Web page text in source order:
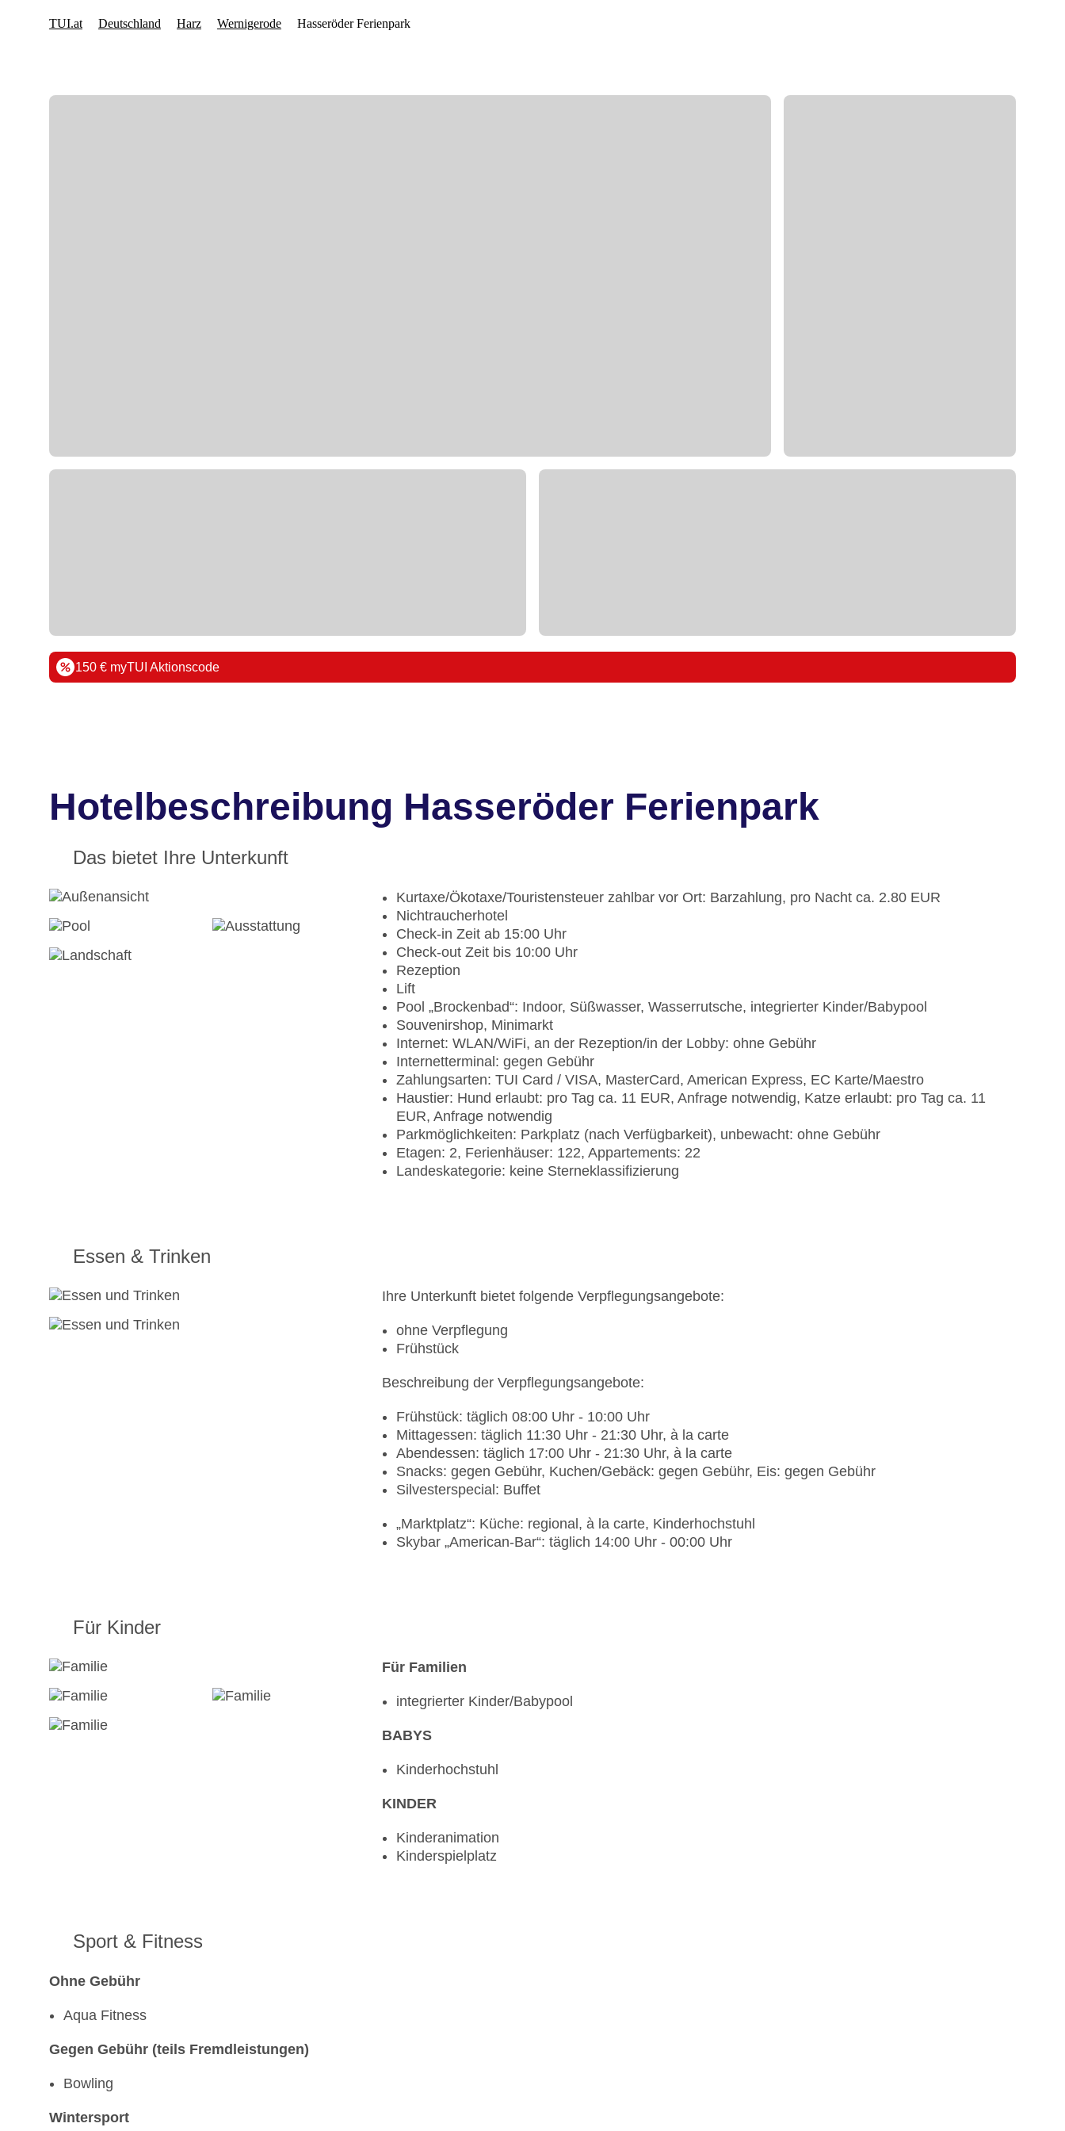
150 € myTUI Aktionscode
Hotelbeschreibung Hasseröder Ferienpark
Das bietet Ihre Unterkunft
Kurtaxe/Ökotaxe/Touristensteuer zahlbar vor Ort: Barzahlung, pro Nacht ca. 2.80 EUR
Nichtraucherhotel
Check-in Zeit ab 15:00 Uhr
Check-out Zeit bis 10:00 Uhr
Rezeption
Lift
Pool „Brockenbad“: Indoor, Süßwasser, Wasserrutsche, integrierter Kinder/Babypool
Souvenirshop, Minimarkt
Internet: WLAN/WiFi, an der Rezeption/in der Lobby: ohne Gebühr
Internetterminal: gegen Gebühr
Zahlungsarten: TUI Card / VISA, MasterCard, American Express, EC Karte/Maestro
Haustier: Hund erlaubt: pro Tag ca. 11 EUR, Anfrage notwendig, Katze erlaubt: pro Tag ca. 11
EUR, Anfrage notwendig
Parkmöglichkeiten: Parkplatz (nach Verfügbarkeit), unbewacht: ohne Gebühr
Etagen: 2, Ferienhäuser: 122, Appartements: 22
Landeskategorie: keine Sterneklassifizierung
Essen & Trinken
Ihre Unterkunft bietet folgende Verpflegungsangebote:
ohne Verpflegung
Frühstück
Beschreibung der Verpflegungsangebote:
Frühstück: täglich 08:00 Uhr - 10:00 Uhr
Mittagessen: täglich 11:30 Uhr - 21:30 Uhr, à la carte
Abendessen: täglich 17:00 Uhr - 21:30 Uhr, à la carte
Snacks: gegen Gebühr, Kuchen/Gebäck: gegen Gebühr, Eis: gegen Gebühr
Silvesterspecial: Buffet
„Marktplatz“: Küche: regional, à la carte, Kinderhochstuhl
Skybar „American-Bar“: täglich 14:00 Uhr - 00:00 Uhr
Für Kinder
Für Familien
integrierter Kinder/Babypool
BABYS
Kinderhochstuhl
KINDER
Kinderanimation
Kinderspielplatz
Sport & Fitness
Ohne Gebühr
Aqua Fitness
Gegen Gebühr (teils Fremdleistungen)
Bowling
Wintersport